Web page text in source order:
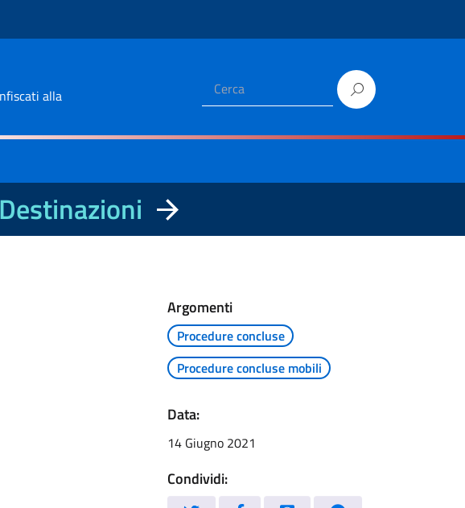
alla
Argomenti
Procedure concluse
Procedure concluse mobili
Data:
14 Giugno 2021
Condividi: